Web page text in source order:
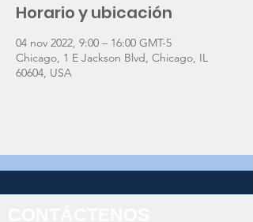
Horario y ubicación
04 nov 2022, 9:00 – 16:00 GMT-5
Chicago, 1 E Jackson Blvd, Chicago, IL
60604, USA